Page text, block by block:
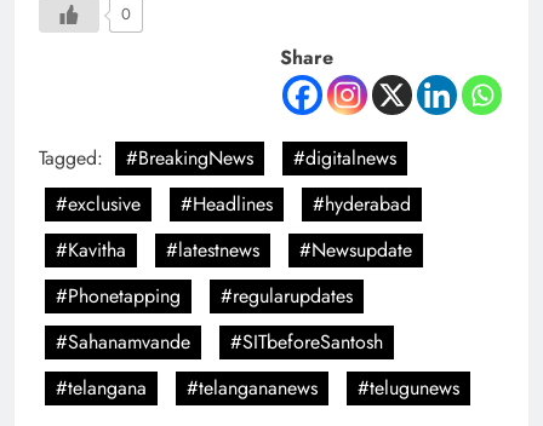
0
Share
Tagged: #BreakingNews
#digitalnews
#exclusive
#Headlines
#hyderabad
#Kavitha
#latestnews
#Newsupdate
#Phonetapping
#regularupdates
#Sahanamvande
#SITbeforeSantosh
#telangana
#telangananews #telugunews